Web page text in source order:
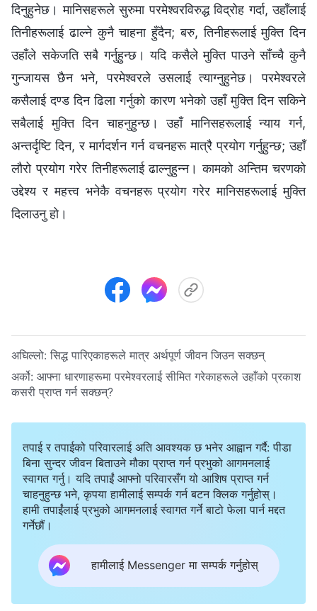
दिनुहुनेछ। मानिसहरूले सुरुमा परमेश्‍वरविरुद्ध विद्रोह गर्दा, उहाँलाई
तिनीहरूलाई ढाल्ने कुनै चाहना हुँदैन; बरु, तिनीहरूलाई मुक्ति दिन
उहाँले सकेजति सबै गर्नुहुन्छ। यदि कसैले मुक्ति पाउने साँच्चै कुनै
गुन्जायस छैन भने, परमेश्‍वरले उसलाई त्याग्नुहुनेछ। परमेश्‍वरले
कसैलाई दण्ड दिन ढिला गर्नुको कारण भनेको उहाँ मुक्ति दिन सकिने
सबैलाई मुक्ति दिन चाहनुहुन्छ। उहाँ मानिसहरूलाई न्याय गर्न,
अन्तर्दृष्टि दिन, र मार्गदर्शन गर्न वचनहरू मात्रै प्रयोग गर्नुहुन्छ; उहाँ
लौरो प्रयोग गरेर तिनीहरूलाई ढाल्नुहुन्न। कामको अन्तिम चरणको
उद्देश्य र महत्त्व भनेकै वचनहरू प्रयोग गरेर मानिसहरूलाई मुक्ति
दिलाउनु हो।
अघिल्लो: सिद्ध पारिएकाहरूले मात्र अर्थपूर्ण जीवन जिउन सक्छन्
अर्को: आफ्ना धारणाहरूमा परमेश्‍वरलाई सीमित गरेकाहरूले उहाँको प्रकाश
कसरी प्राप्‍त गर्न सक्छन्?
तपाई र तपाईको परिवारलाई अति आवश्यक छ भनेर आह्वान गर्दै: पीडा
बिना सुन्दर जीवन बिताउने मौका प्राप्त गर्न प्रभुको आगमनलाई
स्वागत गर्नु। यदि तपाईं आफ्नो परिवारसँग यो आशिष प्राप्त गर्न
चाहनुहुन्छ भने, कृपया हामीलाई सम्पर्क गर्न बटन क्लिक गर्नुहोस्।
हामी तपाईंलाई प्रभुको आगमनलाई स्वागत गर्ने बाटो फेला पार्न मद्दत
गर्नेछौं।
हामीलाई Messenger मा सम्पर्क गर्नुहोस्